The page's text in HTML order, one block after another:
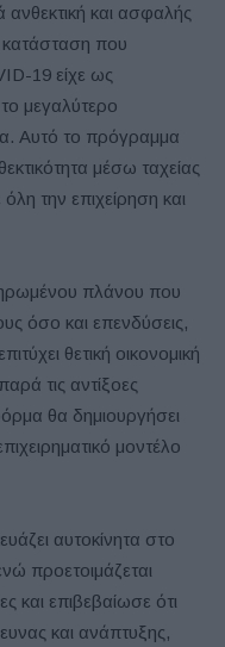
ανθεκτική και ασφαλής
που
19 είχε ως
μεγαλύτερο
Αυτό το πρόγραμμα
μέσω ταχείας
την επιχείρηση και
πλάνου που
όσο και επενδύσεις,
θετική οικονομική
τις αντίξοες
θα δημιουργήσει
μοντέλο
αυτοκίνητα στο
προετοιμάζεται
και επιβεβαίωσε ότι
και ανάπτυξης,